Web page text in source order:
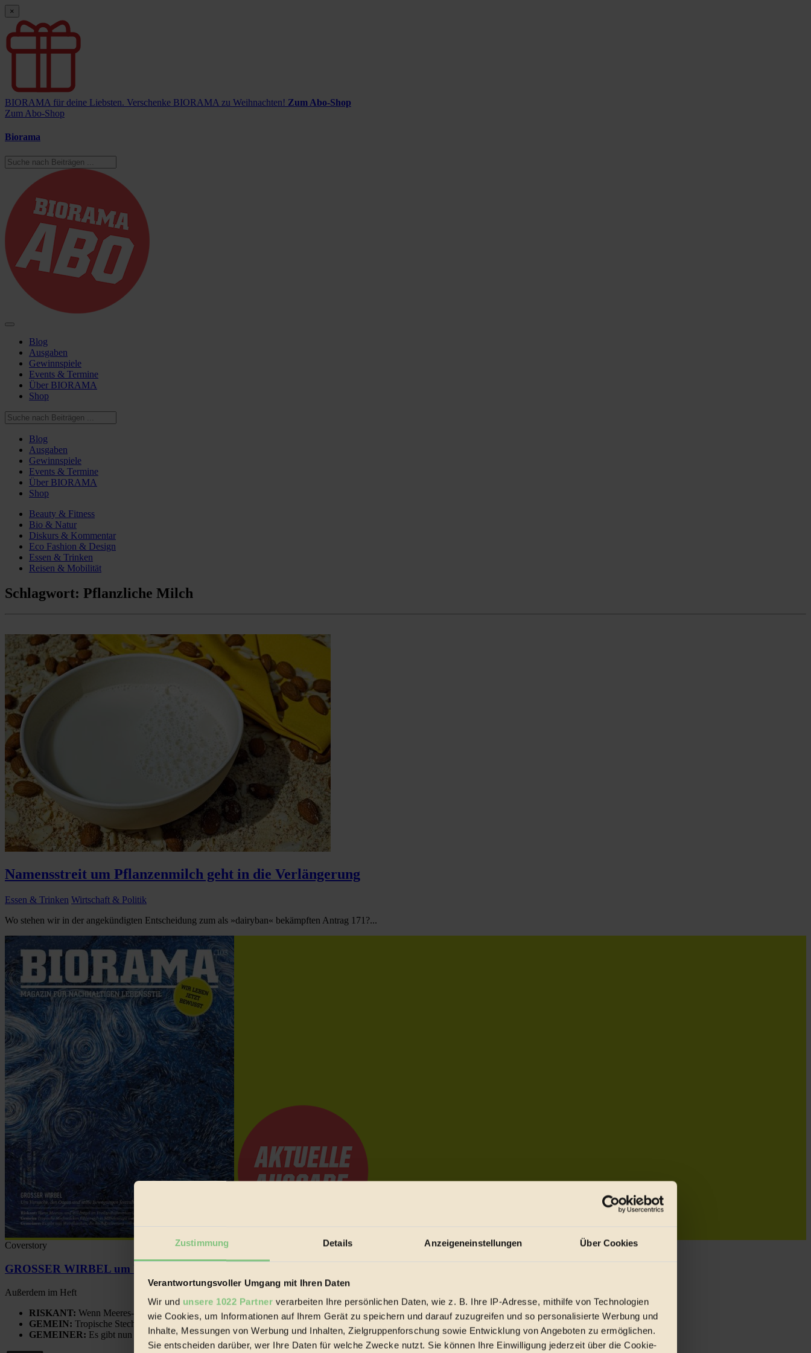
Zustimmung Details Anzeigeneinstellungen Über Cookies
Verantwortungsvoller Umgang mit Ihren Daten
Wir und unsere 1022 Partner verarbeiten Ihre persönlichen Daten, wie z. B. Ihre IP-Adresse, mithilfe von Technologien
wie Cookies, um Informationen auf Ihrem Gerät zu speichern und darauf zuzugreifen und so personalisierte Werbung und
Inhalte, Messungen von Werbung und Inhalten, Zielgruppenforschung sowie Entwicklung von Angeboten zu ermöglichen.
Sie entscheiden darüber, wer Ihre Daten für welche Zwecke nutzt. Sie können Ihre Einwilligung jederzeit über die Cookie-
×
BIORAMA für deine Liebsten. Verschenke BIORAMA zu Weihnachten! Zum Abo-Shop
Zum Abo-Shop
Biorama
Blog
Ausgaben
Gewinnspiele
Events & Termine
Über BIORAMA
Shop
Blog
Ausgaben
Gewinnspiele
Events & Termine
Über BIORAMA
Shop
Beauty & Fitness
Bio & Natur
Diskurs & Kommentar
Eco Fashion & Design
Essen & Trinken
Reisen & Mobilität
Schlagwort: Pflanzliche Milch
Namensstreit um Pflanzenmilch geht in die Verlängerung
Essen & Trinken Wirtschaft & Politik
Wo stehen wir in der angekündigten Entscheidung zum als »dairyban« bekämpften Antrag 171?...
Coverstory
GROSSER WIRBEL um Versuche, den Ozean und seine Bewegungen festzuhalten.
Außerdem im Heft
RISKANT: Wenn Meeres- und Wildvögel im Freilandhühnerbetrieb vorbeischauen.
GEMEIN: Tropische Stechmücken fühlen sich in Mitteleuropa inziwschen oft zu Hause.
GEMEINER: Es gibt nun Weinflaschen, die nach Entleerung voll wieder zu dir zurückkommen.